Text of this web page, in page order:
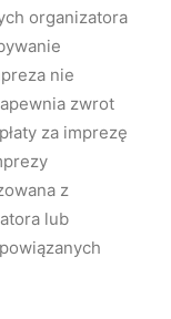
organizatora
nie
zwrot
za imprezę
z
lub